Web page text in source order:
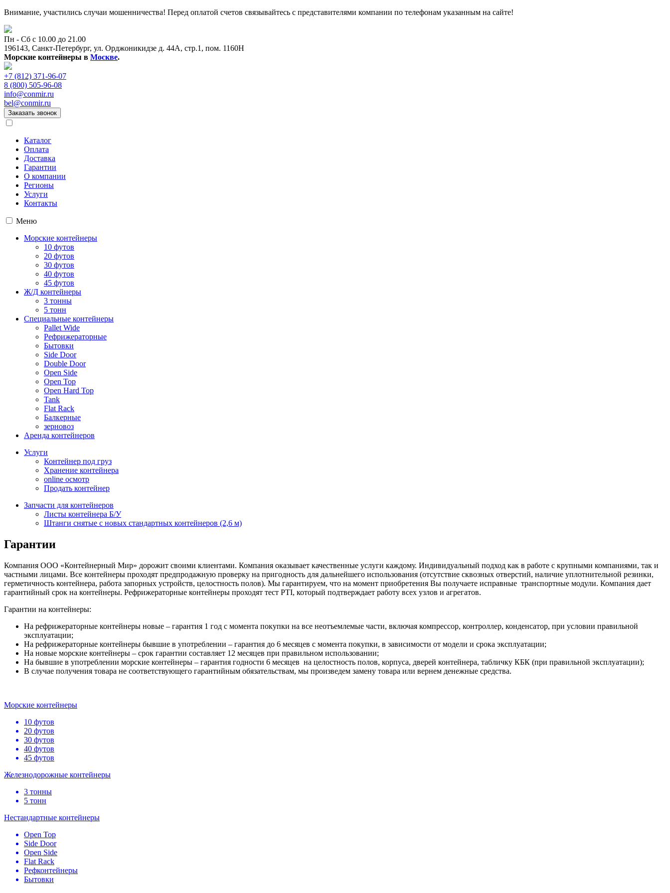
Внимание, участились случаи мошенничества! Перед оплатой счетов связывайтесь с представителями компании по телефонам указанным на сайте!
Пн - Сб с 10.00 до 21.00
196143, Санкт-Петербург, ул. Орджоникидзе д. 44А, стр.1, пом. 1160Н
Морские контейнеры в Москве.
+7 (812) 371-96-07
8 (800) 505-96-08
info@conmir.ru
bel@conmir.ru
Заказать звонок
Каталог
Оплата
Доставка
Гарантии
О компании
Регионы
Услуги
Контакты
Меню
Морские контейнеры
10 футов
20 футов
30 футов
40 футов
45 футов
Ж/Д контейнеры
3 тонны
5 тонн
Специальные контейнеры
Pallet Wide
Рефрижераторные
Бытовки
Side Door
Double Door
Open Side
Open Top
Open Hard Top
Tank
Flat Rack
Балкерные
зерновоз
Аренда контейнеров
Услуги
Контейнер под груз
Хранение контейнера
online осмотр
Продать контейнер
Запчасти для контейнеров
Листы контейнера Б/У
Штанги снятые с новых стандартных контейнеров (2,6 м)
Гарантии
Компания ООО «Контейнерный Мир» дорожит своими клиентами. Компания оказывает качественные услуги каждому. Индивидуальный подход как в работе с крупными компаниями, так и
частными лицами. Все контейнеры проходят предпродажную проверку на пригодность для дальнейшего использования (отсутствие сквозных отверстий, наличие уплотнительной резинки,
герметичность контейнера, работа запорных устройств, целостность полов). Мы гарантируем, что на момент приобретения Вы получаете исправные транспортные модули. Компания дает
гарантийный срок на контейнеры. Рефрижераторные контейнеры проходят тест PTI, который подтверждает работу всех узлов и агрегатов.
Гарантии на контейнеры:
На рефрижераторные контейнеры новые – гарантия 1 год с момента покупки на все неотъемлемые части, включая компрессор, контроллер, конденсатор, при условии правильной
эксплуатации;
На рефрижераторные контейнеры бывшие в употреблении – гарантия до 6 месяцев с момента покупки, в зависимости от модели и срока эксплуатации;
На новые морские контейнеры – срок гарантии составляет 12 месяцев при правильном использовании;
На бывшие в употреблении морские контейнеры – гарантия годности 6 месяцев на целостность полов, корпуса, дверей контейнера, табличку КБК (при правильной эксплуатации);
В случае получения товара не соответствующего гарантийным обязательствам, мы произведем замену товара или вернем денежные средства.
Морские контейнеры
10 футов
20 футов
30 футов
40 футов
45 футов
Железнодорожные контейнеры
3 тонны
5 тонн
Нестандартные контейнеры
Open Top
Side Door
Open Side
Flat Rack
Рефконтейнеры
Бытовки